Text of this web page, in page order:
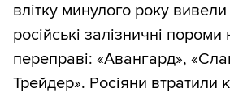
влітку минулого року
російські залізничні
переправі: «Авангард»,
Трейдер». Росіяни втратили